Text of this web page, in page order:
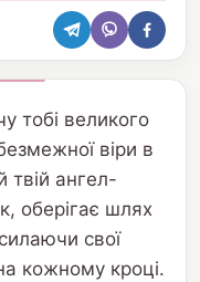
тобі великого
віри в
твій ангел-
оберігає шлях
свої
кожному кроці.